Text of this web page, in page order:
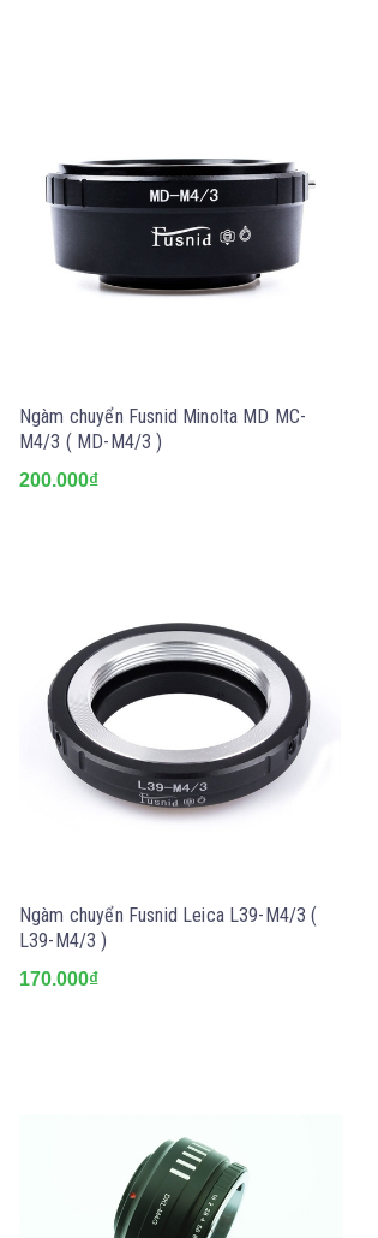
Ngàm chuyển Fusnid Minolta MD MC-
M4/3 ( MD-M4/3 )
200.000₫
Ngàm chuyển Fusnid Leica L39-M4/3 (
L39-M4/3 )
170.000₫